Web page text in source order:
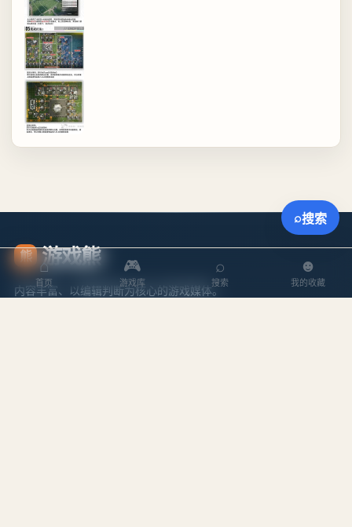
熊 游戏熊
内容丰富、以编辑判断为核心的游戏媒体。
⌂
首页
🎮
游戏库
⌕
搜索
☻
我的收藏
⌕搜索